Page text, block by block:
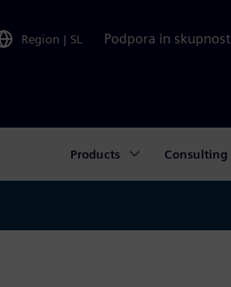
Region | SL Podpora in skupnost
Products Consulting